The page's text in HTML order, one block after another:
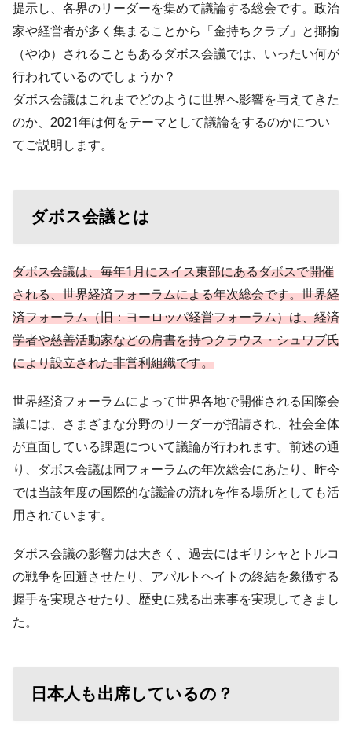
提示し、各界のリーダーを集めて議論する総会です。政治
家や経営者が多く集まることから「金持ちクラブ」と揶揄
（やゆ）されることもあるダボス会議では、いったい何が
行われているのでしょうか？
ダボス会議はこれまでどのように世界へ影響を与えてきた
のか、2021年は何をテーマとして議論をするのかについ
てご説明します。
ダボス会議とは
ダボス会議は、毎年1月にスイス東部にあるダボスで開催
される、世界経済フォーラムによる年次総会です。世界経
済フォーラム（旧：ヨーロッパ経営フォーラム）は、経済
学者や慈善活動家などの肩書を持つクラウス・シュワブ氏
により設立された非営利組織です。
世界経済フォーラムによって世界各地で開催される国際会
議には、さまざまな分野のリーダーが招請され、社会全体
が直面している課題について議論が行われます。前述の通
り、ダボス会議は同フォーラムの年次総会にあたり、昨今
では当該年度の国際的な議論の流れを作る場所としても活
用されています。
ダボス会議の影響力は大きく、過去にはギリシャとトルコ
の戦争を回避させたり、アパルトヘイトの終結を象徴する
握手を実現させたり、歴史に残る出来事を実現してきまし
た。
日本人も出席しているの？